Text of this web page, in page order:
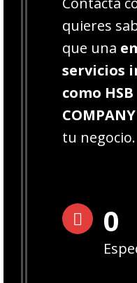
quieres
que una
servicios
como HSB
COMPANY
tu negocio.
0